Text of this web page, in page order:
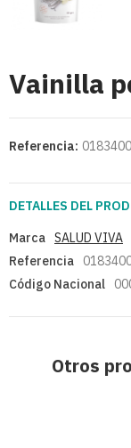
Vainilla
Referencia:
DETALLES DEL
Marca SALUD VIVA
Referencia
Código Nacional
Otros